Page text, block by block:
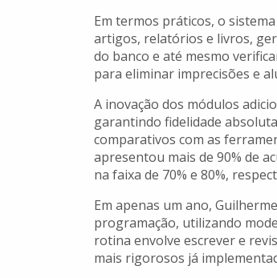
Em termos práticos, o
artigos, relatórios e livros,
do banco e até mesmo
para eliminar imprecisões e
A inovação dos módulos
garantindo fidelidade
comparativos com as
apresentou mais de 90% de
na faixa de 70% e 80%,
Em apenas um ano,
programação, utilizando
rotina envolve escrever e
mais rigorosos já